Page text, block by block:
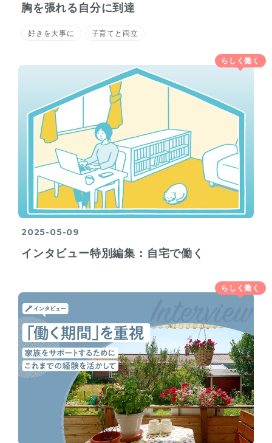
胸を張れる自分に到達
好きを大事に 子育てと両立
2025-05-09
インタビュー特別編集：自宅で働く
らしく働く
らしく働く